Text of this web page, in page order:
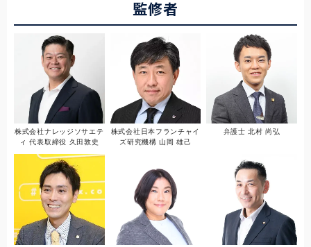
監修者
株式会社ナレッジソサエテ
ィ 代表取締役 久田敦史
株式会社日本フランチャイ
ズ研究機構 山岡 雄己
弁護士 北村 尚弘